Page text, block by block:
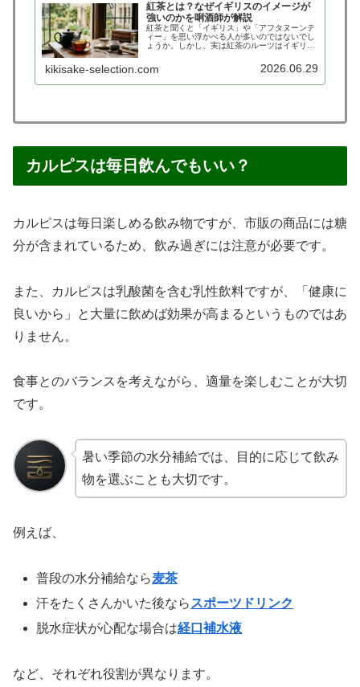
紅茶とは？なぜイギリスのイメージが
強いのかを唎酒師が解説
紅茶と聞くと「イギリス」や「アフタヌーンテ
ィー」を思い浮かべる人が多いのではないでし
ょうか。しかし、実は紅茶のルーツはイギリス
「紅茶＝イギリス」というイメージが定着した
のでしょうか。紅茶は、緑茶や烏…
kikisake-selection.com 2026.06.29
カルピスは毎日飲んでもいい？
カルピスは毎日楽しめる飲み物ですが、市販の商品には糖
分が含まれているため、飲み過ぎには注意が必要です。
また、カルピスは乳酸菌を含む乳性飲料ですが、「健康に
良いから」と大量に飲めば効果が高まるというものではあ
りません。
食事とのバランスを考えながら、適量を楽しむことが大切
です。
暑い季節の水分補給では、目的に応じて飲み
物を選ぶことも大切です。
例えば、
普段の水分補給なら麦茶
汗をたくさんかいた後なら スポーツドリンク
脱水症状が心配な場合は経口補水液
など、それぞれ役割が異なります。